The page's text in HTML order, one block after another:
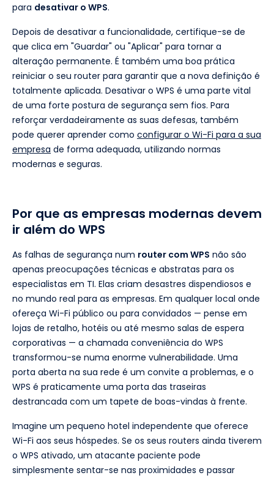
para desativar o WPS.
Depois de desativar a funcionalidade, certifique-se de
que clica em "Guardar" ou "Aplicar" para tornar a
alteração permanente. É também uma boa prática
reiniciar o seu router para garantir que a nova definição é
totalmente aplicada. Desativar o WPS é uma parte vital
de uma forte postura de segurança sem fios. Para
reforçar verdadeiramente as suas defesas, também
pode querer aprender como configurar o Wi-Fi para a sua
empresa de forma adequada, utilizando normas
modernas e seguras.
Por que as empresas modernas devem
ir além do WPS
As falhas de segurança num router com WPS não são
apenas preocupações técnicas e abstratas para os
especialistas em TI. Elas criam desastres dispendiosos e
no mundo real para as empresas. Em qualquer local onde
ofereça Wi-Fi público ou para convidados — pense em
lojas de retalho, hotéis ou até mesmo salas de espera
corporativas — a chamada conveniência do WPS
transformou-se numa enorme vulnerabilidade. Uma
porta aberta na sua rede é um convite a problemas, e o
WPS é praticamente uma porta das traseiras
destrancada com um tapete de boas-vindas à frente.
Imagine um pequeno hotel independente que oferece
Wi-Fi aos seus hóspedes. Se os seus routers ainda tiverem
o WPS ativado, um atacante paciente pode
simplesmente sentar-se nas proximidades e passar